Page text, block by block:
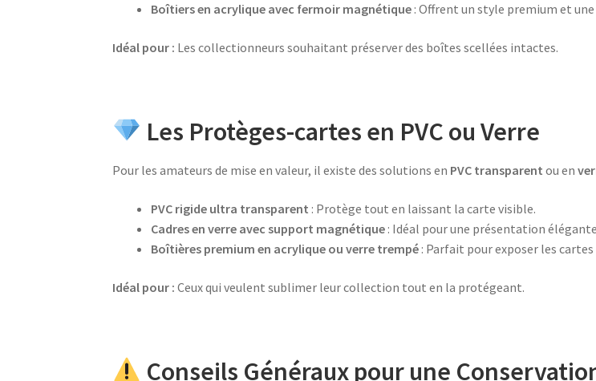
Boîtiers en acrylique avec fermoir magnétique : Offrent un style premium et
Idéal pour : Les collectionneurs souhaitant préserver des boîtes scellées intactes.
Les Protèges-cartes en PVC ou Verre
Pour les amateurs de mise en valeur, il existe des solutions en PVC transparent ou en
PVC rigide ultra transparent : Protège tout en laissant la carte visible.
Cadres en verre avec support magnétique : Idéal pour une présentation
Boîtières premium en acrylique ou verre trempé : Parfait pour exposer les cartes
Idéal pour : Ceux qui veulent sublimer leur collection tout en la protégeant.
Conseils Généraux pour une